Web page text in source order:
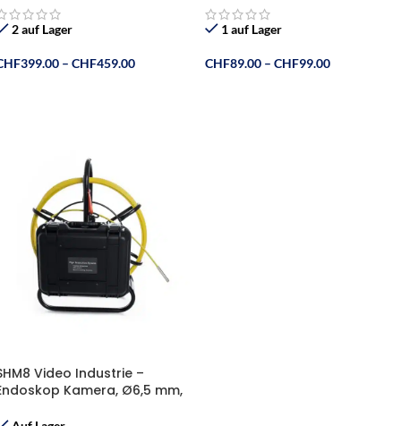
2 auf Lager
399.00 – CHF459.00
und Android
1 auf Lager
CHF89.00 – CHF99.00
Video Industrie –
Kamera, Ø6,5 mm,